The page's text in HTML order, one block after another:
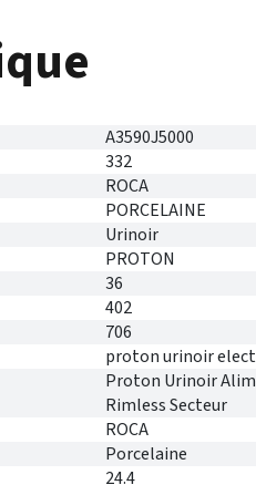
A3590J5000
332
ROCA
PORCELAINE
Urinoir
PROTON
36
402
706
proton urinoir
Proton Urinoir
Rimless Secteur
ROCA
Porcelaine
24.4